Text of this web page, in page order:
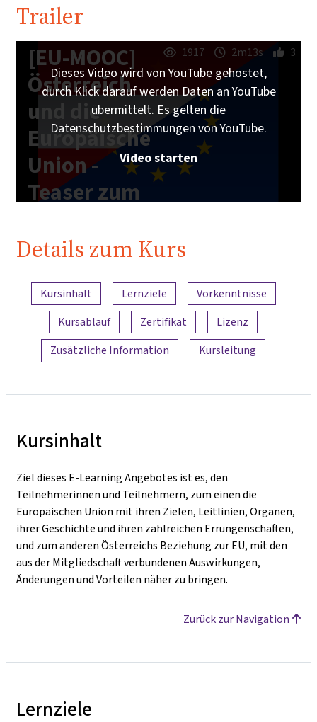
Trailer
[EU-MOOC]
Österreich
und die
Europäische
Union -
Teaser zum
1917 2m13s 3
Dieses Video wird von YouTube gehostet,
durch Klick darauf werden Daten an YouTube
übermittelt. Es gelten die
Datenschutzbestimmungen von YouTube.
Video starten
Details zum Kurs
Inhaltsübersicht
Kursinhalt Lernziele
Vorkenntnisse
Kursablauf
Zertifikat
Lizenz
Zusätzliche Information
Kursleitung
Kursinhalt
Ziel dieses E-Learning Angebotes ist es, den
Teilnehmerinnen und Teilnehmern, zum einen die
Europäischen Union mit ihren Zielen, Leitlinien, Organen,
ihrer Geschichte und ihren zahlreichen Errungenschaften,
und zum anderen Österreichs Beziehung zur EU, mit den
aus der Mitgliedschaft verbundenen Auswirkungen,
Änderungen und Vorteilen näher zu bringen.
Zurück zur Navigation
Lernziele